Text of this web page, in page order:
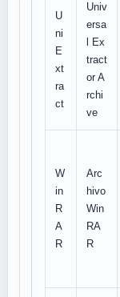
U
ni
E
xt
ra
ct
Univ
ersa
l Ex
tract
or A
rchi
ve
W
in
R
A
R
Arc
hivo
Win
RA
R